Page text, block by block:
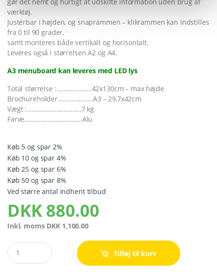
gør det nemt og hurtigt at udskifte information uden brug af
værktøj.
Justérbar i højden, og snaprammen – klikrammen kan indstilles
fra 0 til 90 grader,
samt monteres både vertikalt og horisontalt.
Leveres også i størrelsen A2 og A4.
A3 menuboard kan leveres med LED lys
Total størrelse :………………..42x130cm – max højde
Brochureholder………………..A3 – 29,7x42cm
Vægt :………………………….7 kg
Farve……………………………Alu
Køb 5 og spar 2%
Køb 10 og spar 4%
Køb 25 og spar 6%
Køb 50 og spar 8%
Ved større antal indhent tilbud
DKK880.00
Inkl. moms DKK 1,100.00
Quantity
Tilføj til kurv